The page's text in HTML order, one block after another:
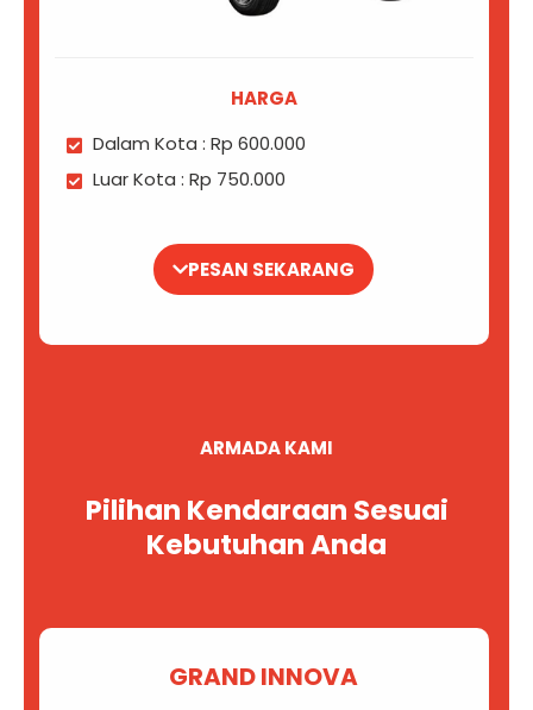
HARGA
Dalam Kota : Rp 600.000
Luar Kota : Rp 750.000
PESAN SEKARANG
ARMADA KAMI
Pilihan Kendaraan Sesuai
Kebutuhan Anda
GRAND INNOVA